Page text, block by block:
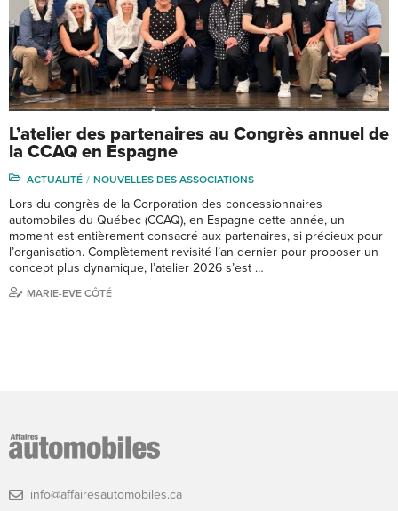
L’atelier des partenaires au Congrès annuel de
la CCAQ en Espagne
ACTUALITÉ NOUVELLES DES ASSOCIATIONS
Lors du congrès de la Corporation des concessionnaires
automobiles du Québec (CCAQ), en Espagne cette année, un
moment est entièrement consacré aux partenaires, si précieux pour
l’organisation. Complètement revisité l’an dernier pour proposer un
concept plus dynamique, l’atelier 2026 s’est …
MARIE-EVE CÔTÉ
info@affairesautomobiles.ca